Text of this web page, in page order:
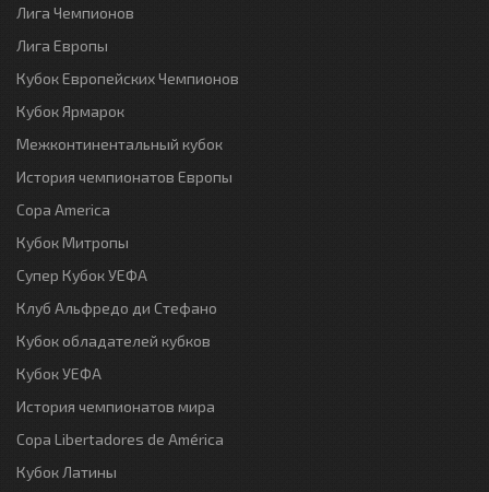
Лига Чемпионов
Лига Европы
Кубок Европейских Чемпионов
Кубок Ярмарок
Межконтинентальный кубок
История чемпионатов Европы
Copa America
Кубок Митропы
Супер Кубок УЕФА
Клуб Альфредо ди Стефано
Кубок обладателей кубков
Кубок УЕФА
История чемпионатов мира
Copa Libertadores de América
Кубок Латины